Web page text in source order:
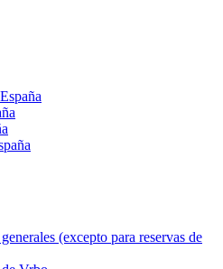
(excepto para reservas de